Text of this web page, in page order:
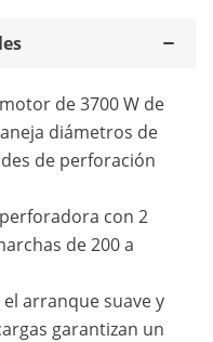
de 3700 W de
diámetros de
de perforación
con 2
de 200 a
arranque suave y
garantizan un